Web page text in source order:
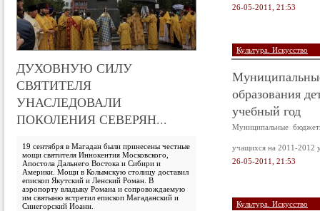
ДУХОВНУЮ СИЛУ
СВЯТИТЕЛЯ
УНАСЛЕДОВАЛИ
ПОКОЛЕНИЯ СЕВЕРЯН...
19 сентября в Магадан были принесены честные
мощи святителя Иннокентия Московского,
Апостола Дальнего Востока и Сибири и
Америки. Мощи в Колымскую столицу доставил
епископ Якутский и Ленский Роман. В
аэропорту владыку Романа и сопровождаемую
им святыню встретил епископ Магаданский и
Синегорский Иоанн.
26-05-2011, 21:53
Культура. Искусство
образования
учебный год
Муниципальные
учащихся на 2011-2012
26-05-2011, 21:53
Культура. Искусство